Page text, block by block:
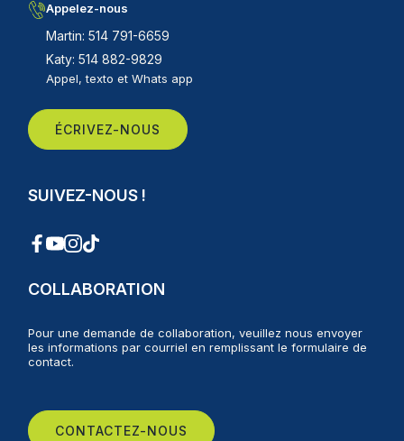
Appelez-nous
Martin: 514 791-6659
Katy: 514 882-9829
Appel, texto et Whats app
ÉCRIVEZ-NOUS
SUIVEZ-NOUS !
COLLABORATION
Pour une demande de collaboration, veuillez nous envoyer
les informations par courriel en remplissant le formulaire de
contact.
CONTACTEZ-NOUS